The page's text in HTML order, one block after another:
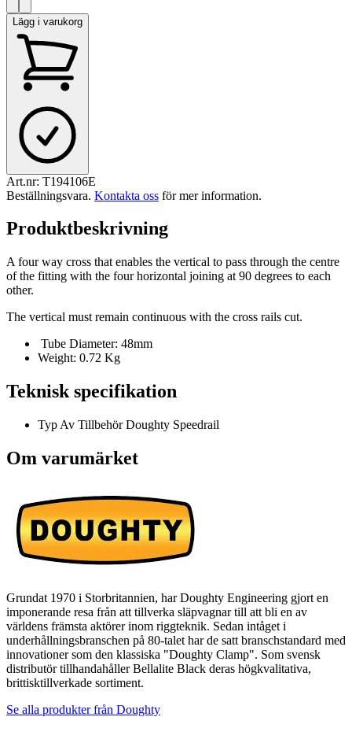
Lägg i varukorg
Art.nr: T194106E
Beställningsvara. Kontakta oss för mer information.
Produktbeskrivning
A four way cross that enables the vertical to pass through the centre
of the fitting with the four horizontal joining at 90 degrees to each
other.
The vertical must remain continuous with the cross rails cut.
Tube Diameter: 48mm
Weight: 0.72 Kg
Teknisk specifikation
Typ Av TillbehörDoughty Speedrail
Om varumärket
Grundat 1970 i Storbritannien, har Doughty Engineering gjort en
imponerande resa från att tillverka släpvagnar till att bli en av
världens främsta aktörer inom riggteknik. Sedan intåget i
underhållningsbranschen på 80-talet har de satt branschstandard med
innovationer som den klassiska "Doughty Clamp". Som svensk
distributör tillhandahåller Bellalite Black deras högkvalitativa,
brittisktillverkade sortiment.
Se alla produkter från Doughty